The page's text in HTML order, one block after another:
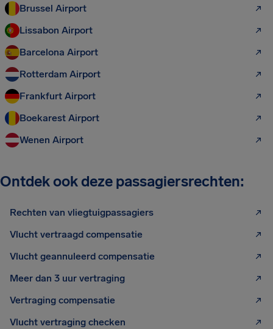
Brussel Airport
Lissabon Airport
Barcelona Airport
Rotterdam Airport
Frankfurt Airport
Boekarest Airport
Wenen Airport
Ontdek ook deze passagiersrechten:
Rechten van vliegtuigpassagiers
Vlucht vertraagd compensatie
Vlucht geannuleerd compensatie
Meer dan 3 uur vertraging
Vertraging compensatie
Vlucht vertraging checken